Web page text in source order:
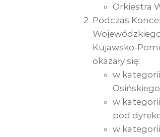
Orkiestra
Podczas
Kujawsko-
okazały się:
w
w
pod
w